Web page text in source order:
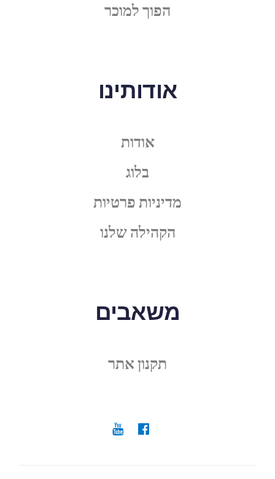
הפוך למוכר
אודותינו
אודות
בלוג
מדיניות פרטיות
הקהילה שלנו
משאבים
תקנון אתר